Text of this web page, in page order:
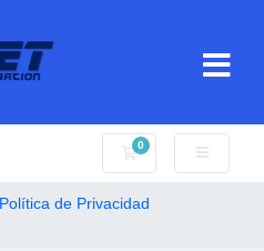
0
Carrello
Política de Privacidad